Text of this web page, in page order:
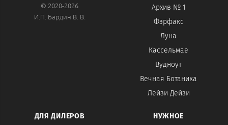
© 2020-2026
И.П. Бардин В. В.
Архив № 1
Фэрфакс
Луна
Кассельмае
Вудноут
Вечная Ботаника
Лейзи Дейзи
ДЛЯ ДИЛЕРОВ НУЖНОЕ